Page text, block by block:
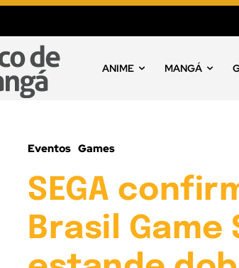
ANIME MANGÁ
Eventos Games
SEGA
Brasil Game